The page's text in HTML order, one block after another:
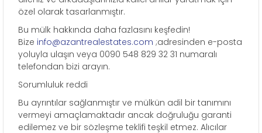
özel olarak tasarlanmıştır.
Bu mülk hakkında daha fazlasını keşfedin!
Bize info@azantrealestates.com ;adresinden e-posta
yoluyla ulaşın veya 0090 548 829 32 31 numaralı
telefondan bizi arayın.
Sorumluluk reddi
Bu ayrıntılar sağlanmıştır ve mülkün adil bir tanımını
vermeyi amaçlamaktadır ancak doğruluğu garanti
edilemez ve bir sözleşme teklifi teşkil etmez. Alıcılar